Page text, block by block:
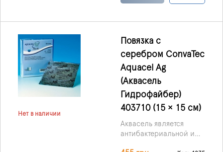
появления
заживления раны.
Нет в наличии
Повязка с
серебром ConvaTec
Aquacel Ag
(Аквасель
Гидрофайбер)
403710 (15 × 15 см)
Аквасель является
антибактериальной и